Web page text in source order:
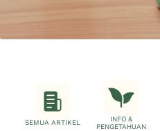
SEMUA ARTIKEL
INFO &
PENGETAHUAN